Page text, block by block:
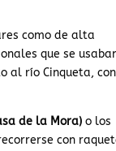
como de alta
que se
al río Cinqueta, con
de la Mora) o los
con